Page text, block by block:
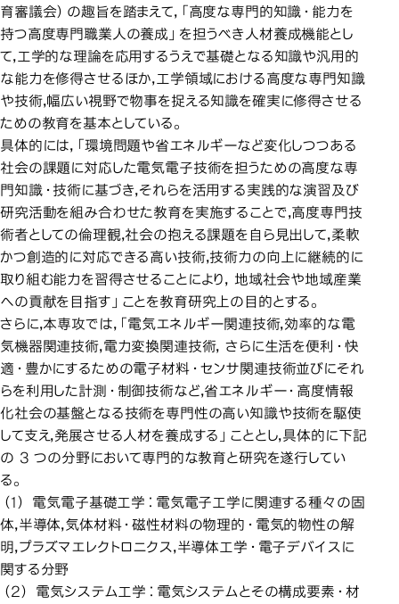
育審議会）の趣旨を踏まえて，「高度な専門的知識・能力を
持つ高度専門職業人の養成」を担うべき人材養成機能とし
て，工学的な理論を応用するうえで基礎となる知識や汎用的
な能力を修得させるほか，工学領域における高度な専門知識
や技術，幅広い視野で物事を捉える知識を確実に修得させる
ための教育を基本としている。
具体的には，「環境問題や省エネルギーなど変化しつつある
社会の課題に対応した電気電子技術を担うための高度な専
門知識・技術に基づき，それらを活用する実践的な演習及び
研究活動を組み合わせた教育を実施することで，高度専門技
術者としての倫理観，社会の抱える課題を自ら見出して，柔軟
かつ創造的に対応できる高い技術，技術力の向上に継続的に
取り組む能力を習得させることにより， 地域社会や地域産業
への貢献を目指す」ことを教育研究上の目的とする。
さらに，本専攻では，「電気エネルギー関連技術，効率的な電
気機器関連技術，電力変換関連技術， さらに生活を便利・快
適・豊かにするための電子材料・センサ関連技術並びにそれ
らを利用した計測・制御技術など，省エネルギー・高度情報
化社会の基盤となる技術を専門性の高い知識や技術を駆使
して支え，発展させる人材を養成する」こととし，具体的に下記
の 3 つの分野において専門的な教育と研究を遂行してい
る。
（1） 電気電子基礎工学：電気電子工学に関連する種々の固
体，半導体，気体材料・磁性材料の物理的・電気的物性の解
明，プラズマエレクトロニクス，半導体工学・電子デバイスに
関する分野
（2） 電気システム工学：電気システムとその構成要素・材